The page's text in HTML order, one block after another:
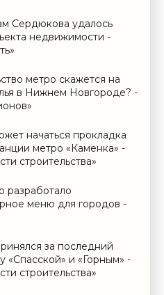
Сердюкова удалось
недвижимости -
метро скажется на
в Нижнем Новгороде? -
начаться прокладка
метро «Каменка» -
строительства»
разработало
меню для городов -
за последний
«Спасской» и «Горным» -
строительства»